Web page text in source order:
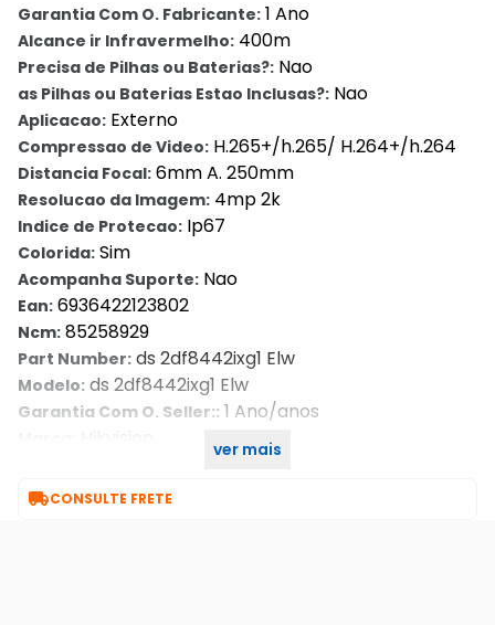
Garantia Com O. Fabricante: 1 Ano
Alcance ir Infravermelho: 400m
Precisa de Pilhas ou Baterias?: Nao
as Pilhas ou Baterias Estao Inclusas?: Nao
Aplicacao: Externo
Compressao de Video: H.265+/h.265/ H.264+/h.264
Distancia Focal: 6mm A. 250mm
Resolucao da Imagem: 4mp 2k
Indice de Protecao: Ip67
Colorida: Sim
Acompanha Suporte: Nao
Ean: 6936422123802
Ncm: 85258929
Part Number: ds 2df8442ixg1 Elw
Modelo: ds 2df8442ixg1 Elw
Garantia Com O. Seller:: 1 Ano/anos
Hikvision ver mais
CONSULTE FRETE